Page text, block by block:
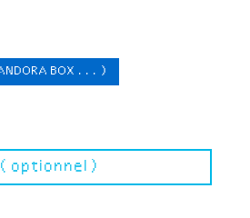
BOX ...)